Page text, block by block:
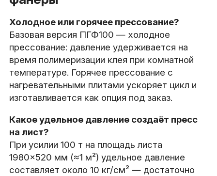
Холодное или горячее прессование?
Базовая версия ПГФ100 — холодное
прессование: давление удерживается на
время полимеризации клея при комнатной
температуре. Горячее прессование с
нагревательными плитами ускоряет цикл и
изготавливается как опция под заказ.
Какое удельное давление создаёт пресс
на лист?
При усилии 100 т на площадь листа
1980×520 мм (≈1 м²) удельное давление
составляет около 10 кг/см² — достаточно